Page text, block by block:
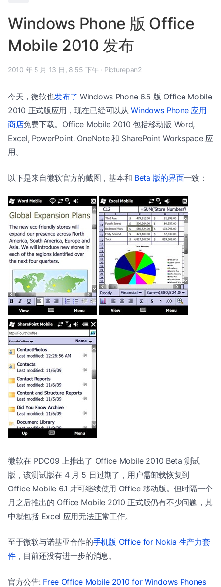
Windows Phone 版 Office
Mobile 2010 发布
2010 年 5 月 13 日, 8:55 下午 · Picturepan2
今天，微软也发布了 Windows Phone 6.5 版 Office Mobile
2010 正式版应用，现在已经可以从Windows Phone 应用
商店免费下载。Office Mobile 2010 包括移动版 Word,
Excel, PowerPoint, OneNote 和 SharePoint Workspace 应
用。
以下是来自微软官方的截图，基本和 Beta 版的界面一致：
微软在 PDC09 上推出了 Office Mobile 2010 Beta 测试
版，该测试版在 4 月 5 日过期了，用户需卸载恢复到
Office Mobile 6.1 才可继续使用 Office 移动版。但时隔一个
月之后推出的 Office Mobile 2010 正式版仍有不少问题，其
中就包括 Excel 应用无法正常工作。
至于微软与诺基亚合作的手机版 Office for Nokia 生产力套
件，目前还没有进一步的消息。
官方公告: Free Office Mobile 2010 for Windows Phones